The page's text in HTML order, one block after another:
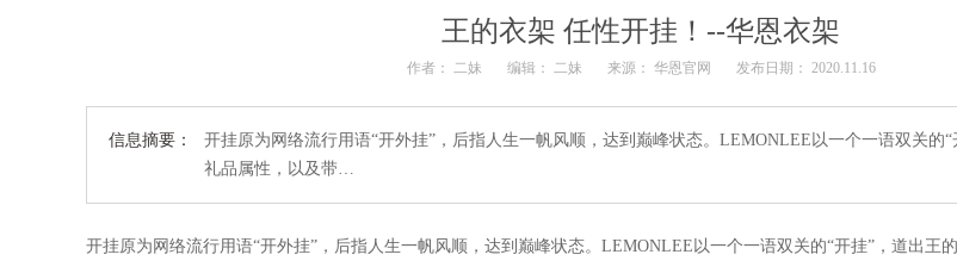
王的衣架 任性开挂！--华恩衣架
作者： 二妹 编辑： 二妹 来源： 华恩官网 发布日期： 2020.11.16
信息摘要：
开挂原为网络流行用语“开外挂”，后指人生一帆风顺，达到巅峰状态。LEMONLEE以一个一语双关的
礼品属性，以及带…
开挂原为网络流行用语“开外挂”，后指人生一帆风顺，达到巅峰状态。LEMONLEE以一个一语双关的“开挂”，道出王